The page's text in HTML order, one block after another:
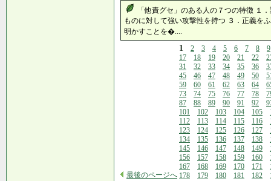
「他責グセ」のある人の７つの特徴 １
ものに対して強い攻撃性を持つ ３．正義を
明かすことを�....
最後のページへ
1 2 3 4 5 6 7 8
9
17
18 19 20 21 22
31
32 33 34 35 36
45
46 47 48 49 50
59
60 61 62 63 64
73
74 75 76 77 78
87
88 89 90 91 92
101
102 103 104 105
112
113 114 115 116
123
124 125 126 127
134
135 136 137 138
145
146 147 148 149
156
157 158 159 160
167
168 169 170 171
178
179 180 181 182